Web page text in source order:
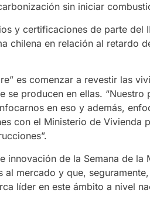
sin iniciar
y certificaciones de parte del
chilena en relación al retardo
es comenzar a revestir las
se producen en ellas.
en eso y además,
con el Ministerio de Vivienda
innovación de la Semana de la
al mercado y que,
líder en este ámbito a nivel